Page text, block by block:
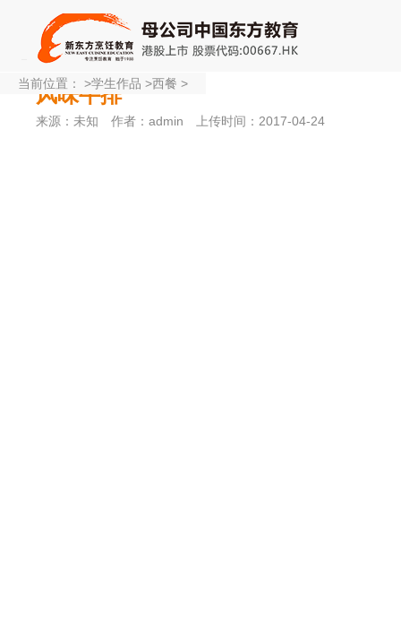
风味牛排
来源：未知 作者：admin 上传时间：2017-04-24
当前位置： >学生作品 >西餐 >